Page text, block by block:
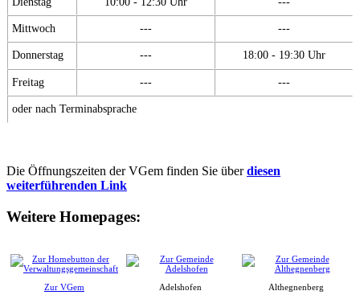
Mittwoch --- ---
Donnerstag --- 18:00 - 19:30 Uhr
Freitag --- ---
oder nach Terminabsprache
Die Öffnungszeiten der VGem finden Sie überdiesen
weiterführenden Link
Weitere Homepages:
Zur VGem Adelshofen Althegnenberg